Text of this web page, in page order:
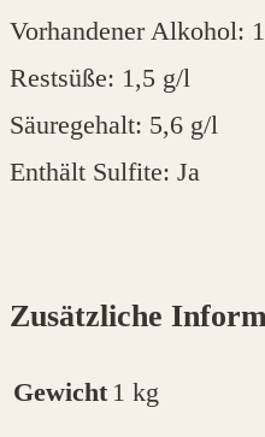
Vorhandener Alkohol:
Restsüße: 1,5 g/l
Säuregehalt: 5,6 g/l
Enthält Sulfite: Ja
Zusätzliche
Gewicht 1 kg